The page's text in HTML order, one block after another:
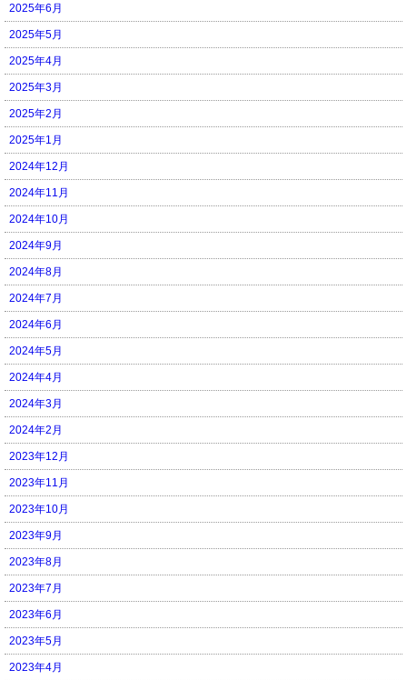
2025年6月
2025年5月
2025年4月
2025年3月
2025年2月
2025年1月
2024年12月
2024年11月
2024年10月
2024年9月
2024年8月
2024年7月
2024年6月
2024年5月
2024年4月
2024年3月
2024年2月
2023年12月
2023年11月
2023年10月
2023年9月
2023年8月
2023年7月
2023年6月
2023年5月
2023年4月